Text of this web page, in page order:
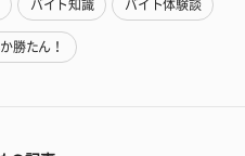
バイト知識 バイト体験談
勝たん！